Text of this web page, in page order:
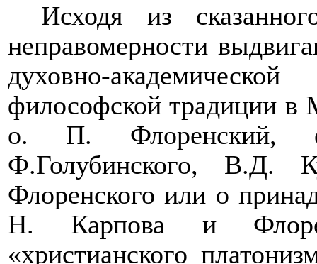
Исходя из
неправомерности
духовно-
философской традиции в
о. П. Флоренский, о
Ф.Голубинского, В.Д.
Флоренского или о
Н. Карпова и
«христианского